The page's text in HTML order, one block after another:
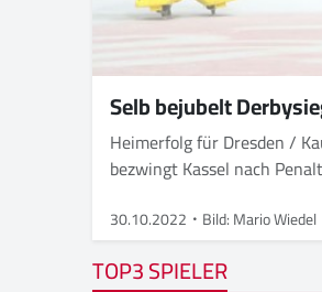
Selb bejubelt
Heimerfolg für Dresden /
bezwingt Kassel nach
30.10.2022 Bild: Mario Wiedel
TOP3 SPIELER